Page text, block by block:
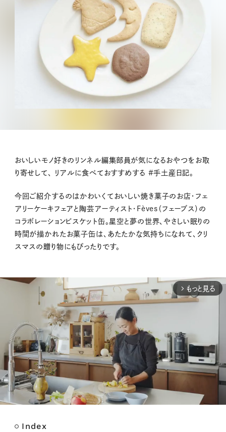
おいしいモノ好きのリンネル編集部員が気になるおやつをお取
り寄せして、 リアルに食べておすすめする #手土産日記。
今回ご紹介するのはかわいくておいしい焼き菓子のお店・フェ
アリーケーキフェアと陶芸アーティスト・Fèves（フェーブス）の
コラボレーションビスケット缶。星空と夢の世界、やさしい眠りの
時間が描かれたお菓子缶は、あたたかな気持ちになれて、クリ
スマスの贈り物にもぴったりです。
arrow_forward_ios もっと見る
Index